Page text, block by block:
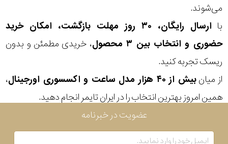
می‌شوند.
با
ارسال رایگان، ۳۰ روز مهلت بازگشت، امکان خرید
حضوری و انتخاب بین ۳ محصول
، خریدی مطمئن و بدون
ریسک تجربه کنید.
از میانبیش از ۴۰ هزار مدل ساعت و اکسسوری اورجینال
،
همین امروز بهترین انتخاب را در ایران تایمر انجام دهید.
موتور
رنگ
ساعت
عضویت در خبرنامه